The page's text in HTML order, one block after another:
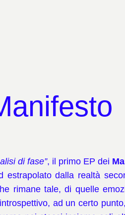
di fase”, il primo EP dei
dalla realtà
rimane tale, di quelle
ad un certo